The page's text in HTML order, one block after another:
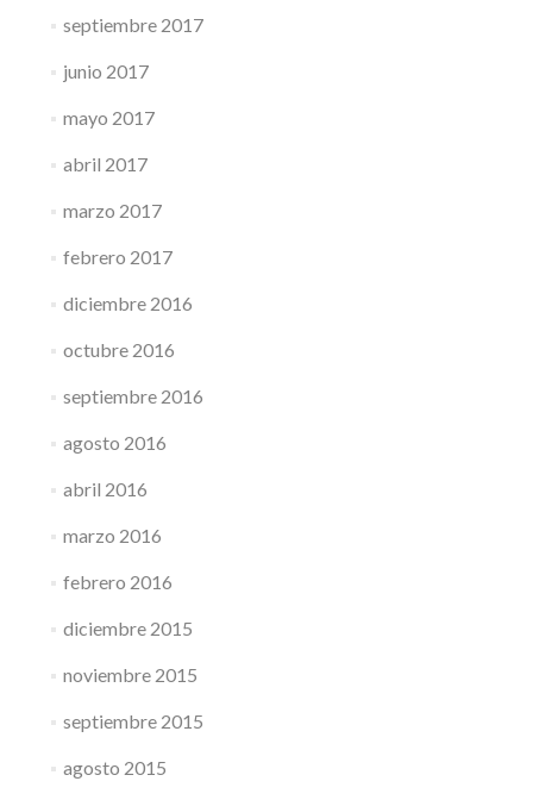
septiembre 2017
junio 2017
mayo 2017
abril 2017
marzo 2017
febrero 2017
diciembre 2016
octubre 2016
septiembre 2016
agosto 2016
abril 2016
marzo 2016
febrero 2016
diciembre 2015
noviembre 2015
septiembre 2015
agosto 2015